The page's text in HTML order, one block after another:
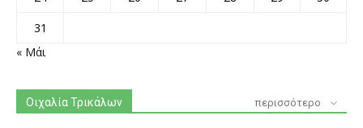
31
« Μάι
Οιχαλία Τρικάλων περισσότερο